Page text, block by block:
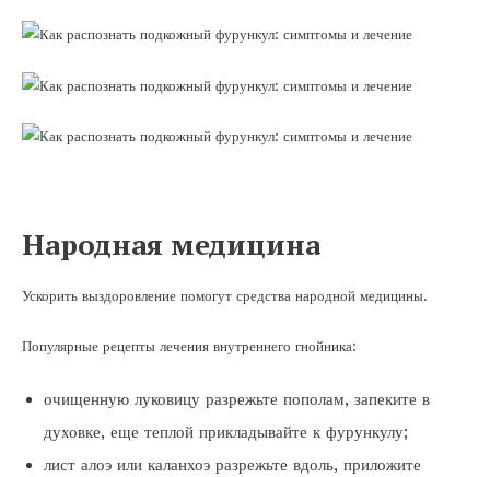
Народная медицина
Ускорить выздоровление помогут средства народной медицины.
Популярные рецепты лечения внутреннего гнойника:
очищенную луковицу разрежьте пополам, запеките в
духовке, еще теплой прикладывайте к фурункулу;
лист алоэ или каланхоэ разрежьте вдоль, приложите